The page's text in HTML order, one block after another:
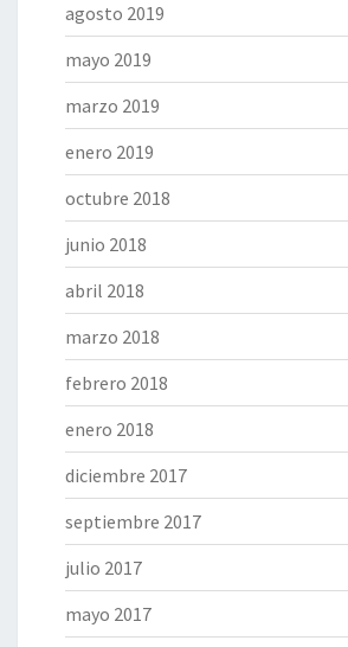
agosto 2019
mayo 2019
marzo 2019
enero 2019
octubre 2018
junio 2018
abril 2018
marzo 2018
febrero 2018
enero 2018
diciembre 2017
septiembre 2017
julio 2017
mayo 2017